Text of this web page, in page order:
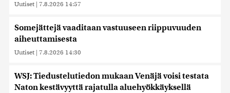
Uutiset | 7.8.2026 14:57
Somejättejä vaaditaan vastuuseen riippuvuuden
aiheuttamisesta
Uutiset | 7.8.2026 14:30
WSJ: Tiedustelutiedon mukaan Venäjä voisi testata
Naton kestävyyttä rajatulla aluehyökkäyksellä